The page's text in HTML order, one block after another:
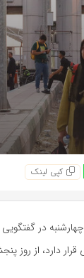
کپی لینک
در
دارد، از روز